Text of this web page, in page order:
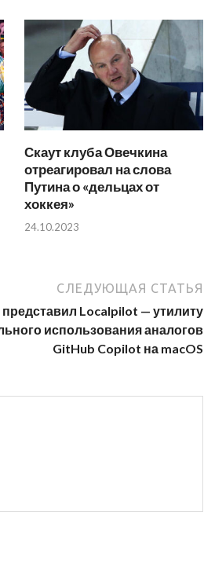
Скаут клуба Овечкина
отреагировал на слова
Путина о «дельцах от
хоккея»
24.10.2023
СЛЕДУЮЩАЯ СТАТЬЯ
представил Localpilot — утилиту
использования аналогов
GitHub Copilot на macOS